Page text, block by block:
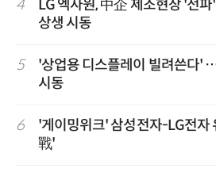
4
LG 엑사원, 中企 제조현장 '전
상생 시동
5
'상업용 디스플레이 빌려쓴다'
시동
6
'게이밍위크' 삼성전자-LG전자
戰'